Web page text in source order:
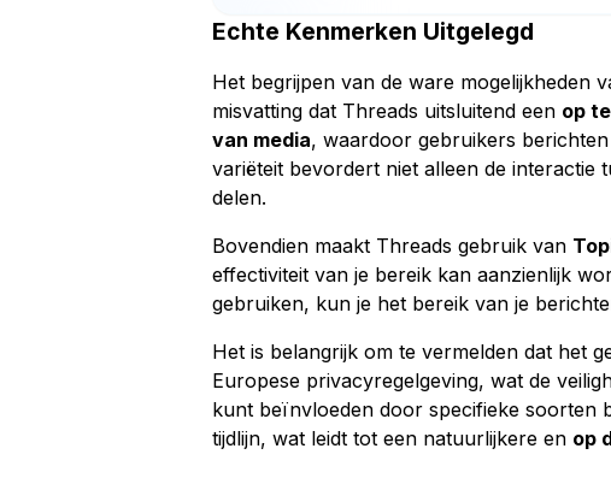
Echte Kenmerken Uitgelegd
Het begrijpen van de ware mogelijkheden
misvatting dat Threads uitsluitend een op
van media, waardoor gebruikers
variëteit bevordert niet alleen de interactie
delen.
Bovendien maakt Threads gebruik van
effectiviteit van je bereik kan aanzienlijk
gebruiken, kun je het bereik van je
Het is belangrijk om te vermelden dat het
Europese privacyregelgeving, wat de
kunt beïnvloeden door specifieke soorten
tijdlijn, wat leidt tot een natuurlijkere en op